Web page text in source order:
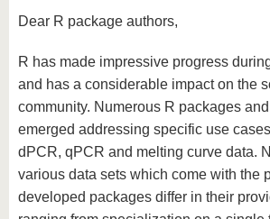
Dear R package authors,
R has made impressive progress
and has a considerable impact on the
community. Numerous R packages
emerged addressing specific use
dPCR, qPCR and melting curve data.
various data sets which come with the
developed packages differ in their